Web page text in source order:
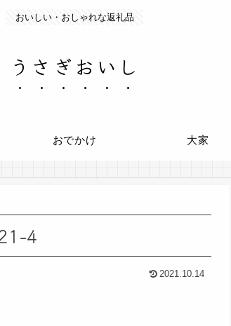
おいしい・おしゃれな返礼品
うさぎおいし
おでかけ 大家
4
2021.10.14